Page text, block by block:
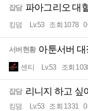
잡담 파아그리오 대
킹덤 Lv.53 조회 1078
서버현황 아툰서버
센티 Lv.53 조회
잡담 리니지 하고 싶
킹덤 Lv.53 조회 1331